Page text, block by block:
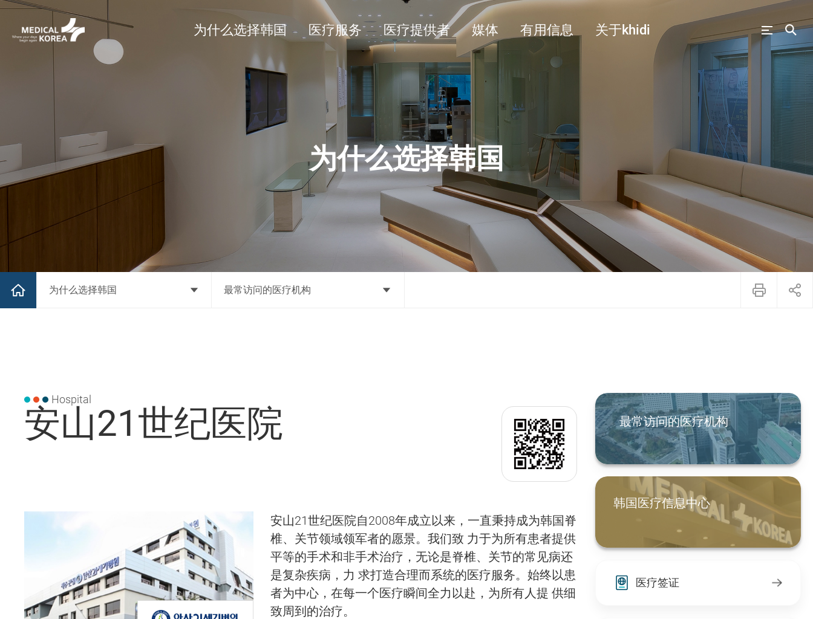
为什么选择韩国 医疗服务 医疗提供者 媒体 有用信息 关于khidi
为什么选择韩国
为什么选择韩国 最常访问的医疗机构
Hospital
安山21世纪医院
安山21世纪医院自2008年成立以来，一直秉持成为韩国脊
椎、关节领域领军者的愿景。我们致 力于为所有患者提供
平等的手术和非手术治疗，无论是脊椎、关节的常见病还
是复杂疾病，力 求打造合理而系统的医疗服务。始终以患
者为中心，在每一个医疗瞬间全力以赴，为所有人提 供细
致周到的治疗。
最常访问的医疗机构
韩国医疗信息中心
医疗签证